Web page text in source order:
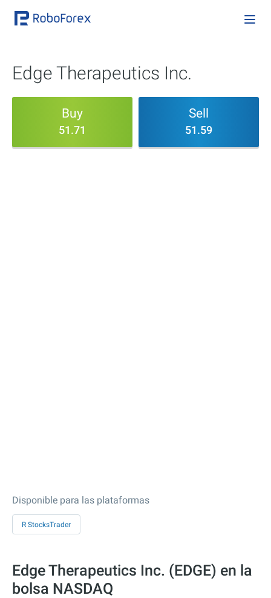
Edge Therapeutics Inc.
Buy
51.71
Sell
51.59
Disponible para las plataformas
R StocksTrader
Edge Therapeutics Inc. (EDGE) en la
bolsa NASDAQ